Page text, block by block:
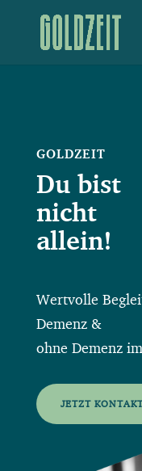
GOLDZEIT
Du bist
nicht
allein!
Wertvolle
Demenz &
ohne Demenz
JETZT